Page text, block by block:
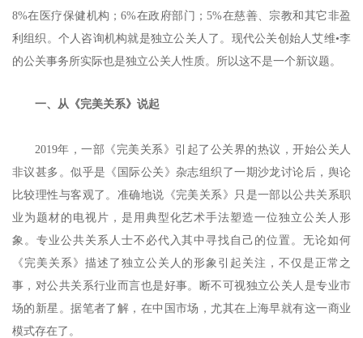
8%在医疗保健机构；6%在政府部门；5%在慈善、宗教和其它非盈
利组织。个人咨询机构就是独立公关人了。现代公关创始人艾维•李
的公关事务所实际也是独立公关人性质。所以这不是一个新议题。
一、从《完美关系》说起
2019年，一部《完美关系》引起了公关界的热议，开始公关人
非议甚多。似乎是《国际公关》杂志组织了一期沙龙讨论后，舆论
比较理性与客观了。准确地说《完美关系》只是一部以公共关系职
业为题材的电视片，是用典型化艺术手法塑造一位独立公关人形
象。专业公共关系人士不必代入其中寻找自己的位置。无论如何
《完美关系》描述了独立公关人的形象引起关注，不仅是正常之
事，对公共关系行业而言也是好事。断不可视独立公关人是专业市
场的新星。据笔者了解，在中国市场，尤其在上海早就有这一商业
模式存在了。